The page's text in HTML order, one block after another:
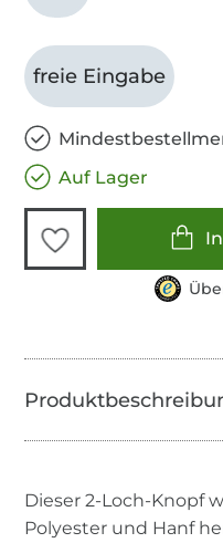
freie Eingabe
Auf Lager
Dieser 2-Loch-Knopf
Polyester und Hanf